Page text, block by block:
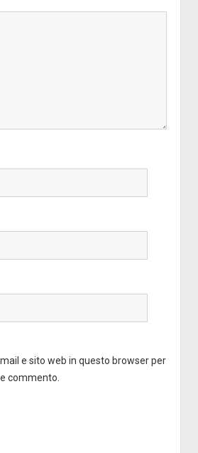
e sito web in questo browser per
commento.